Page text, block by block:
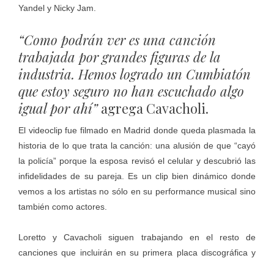
Yandel y Nicky Jam.
“Como podrán ver es una canción
trabajada por grandes figuras de la
industria. Hemos logrado un Cumbiatón
que estoy seguro no han escuchado algo
igual por ahí”agrega Cavacholi.
El videoclip fue filmado en Madrid donde queda plasmada la
historia de lo que trata la canción: una alusión de que “cayó
la policía” porque la esposa revisó el celular y descubrió las
infidelidades de su pareja. Es un clip bien dinámico donde
vemos a los artistas no sólo en su performance musical sino
también como actores.
Loretto y Cavacholi siguen trabajando en el resto de
canciones que incluirán en su primera placa discográfica y